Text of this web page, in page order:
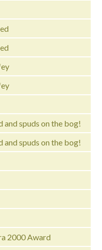
and spuds on the bog!
and spuds on the bog!
2000 Award